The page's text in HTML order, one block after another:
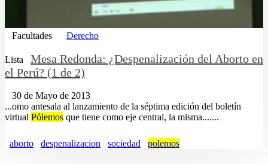
Facultades Derecho
Lista
Mesa Redonda: ¿Despenalización del Aborto en
el Perú? (1 de 2)
30 de Mayo de 2013
...omo antesala al lanzamiento de la séptima edición del boletín
virtual Pólemos que tiene como eje central, la misma.......
aborto despenalizacion sociedad polemos